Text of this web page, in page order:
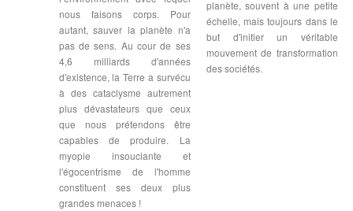
planète, souvent à une petite
échelle, mais toujours dans le
but d'initier un véritable
mouvement de transformation
des sociétés.
nous faisons corps. Pour
autant, sauver la planète n'a
pas de sens. Au cour de ses
4,6 milliards d'années
d'existence, la Terre a survécu
à des cataclysme autrement
plus dévastateurs que ceux
que nous prétendons être
capables de produire. La
myopie insouciante et
l'égocentrisme de l'homme
constituent ses deux plus
grandes menaces !